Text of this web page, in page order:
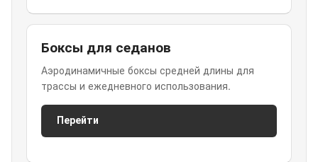
Боксы для седанов
Аэродинамичные боксы средней длины для
трассы и ежедневного использования.
Перейти